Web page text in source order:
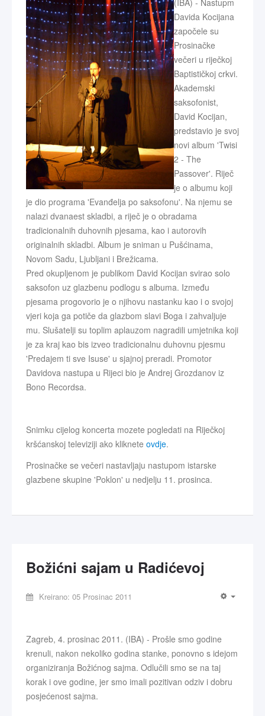
(IBA) - Nastupm
Davida Kocijana
započele su
Prosinačke
večeri u riječkoj
Baptističkoj crkvi.
Akademski
saksofonist,
David Kocijan,
predstavio je svoj
novi album 'Twisi
2 - The
Passover'. Riječ
je o albumu koji
je dio programa 'Evanđelja po saksofonu'. Na njemu se
nalazi dvanaest skladbi, a riječ je o obradama
tradicionalnih duhovnih pjesama, kao i autorovih
originalnih skladbi. Album je sniman u Pušćinama,
Novom Sadu, Ljubljani i Brežicama.
Pred okupljenom je publikom David Kocijan svirao solo
saksofon uz glazbenu podlogu s albuma. Između
pjesama progovorio je o njihovu nastanku kao i o svojoj
vjeri koja ga potiče da glazbom slavi Boga i zahvaljuje
mu. Slušatelji su toplim aplauzom nagradili umjetnika koji
je za kraj kao bis izveo tradicionalnu duhovnu pjesmu
'Predajem ti sve Isuse' u sjajnoj preradi. Promotor
Davidova nastupa u Rijeci bio je Andrej Grozdanov iz
Bono Recordsa.
Snimku cijelog koncerta mozete pogledati na Riječkoj
kršćanskoj televiziji ako kliknete ovdje.
Prosinačke se večeri nastavljaju nastupom istarske
glazbene skupine 'Poklon' u nedjelju 11. prosinca.
Božićni sajam u Radićevoj
Kreirano: 05 Prosinac 2011
Zagreb, 4. prosinac 2011. (IBA) - Prošle smo godine
krenuli, nakon nekoliko godina stanke, ponovno s idejom
organiziranja Božićnog sajma. Odlučili smo se na taj
korak i ove godine, jer smo imali pozitivan odziv i dobru
posjećenost sajma.